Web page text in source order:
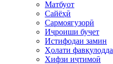
Матбуот
Сайёҳӣ
Сармоягузорӣ
Иҷроиши буҷет
Истифодаи замин
Ҳолати фавқулодда
Хифзи иҷтимоӣ